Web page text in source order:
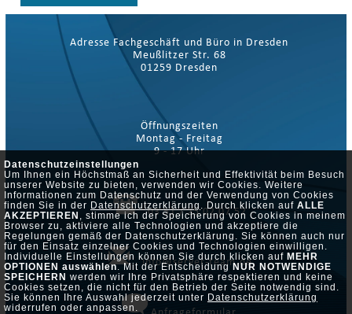
Datenschutzeinstellungen
Um Ihnen ein Höchstmaß an Sicherheit und Effektivität beim Besuch
unserer Website zu bieten, verwenden wir Cookies. Weitere
Informationen zum Datenschutz und der Verwendung von Cookies
finden Sie in der Datenschutzerklärung . Durch klicken auf ALLE
AKZEPTIEREN , stimme ich der Speicherung von Cookies in meinem
Browser zu, aktiviere alle Technologien und akzeptiere die
Regelungen gemäß der Datenschutzerklärung. Sie können auch nur
für den Einsatz einzelner Cookies und Technologien einwilligen.
Individuelle Einstellungen können Sie durch klicken auf MEHR
OPTIONEN auswählen. Mit der Entscheidung NUR NOTWENDIGE
SPEICHERN werden wir Ihre Privatsphäre respektieren und keine
Cookies setzen, die nicht für den Betrieb der Seite notwendig sind.
Sie können Ihre Auswahl jederzeit unter Datenschutzerklärung
widerrufen oder anpassen.
Adresse Fachgeschäft und Büro in Dresden
Meußlitzer Str. 68
01259 Dresden
Öffnungszeiten
Montag - Freitag
9 - 17 Uhr
03 51 / 25 02 07 52
info@server-team.de